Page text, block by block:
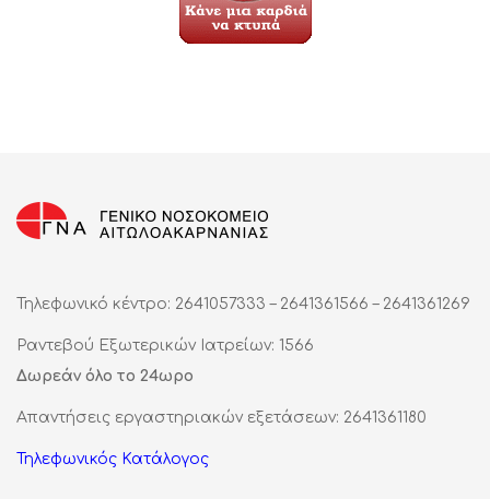
Τηλεφωνικό κέντρο: 2641057333 – 2641361566 – 2641361269
Ραντεβού Εξωτερικών Ιατρείων: 1566
Δωρεάν όλο το 24ωρο
Απαντήσεις εργαστηριακών εξετάσεων: 2641361180
Τηλεφωνικός Κατάλογος